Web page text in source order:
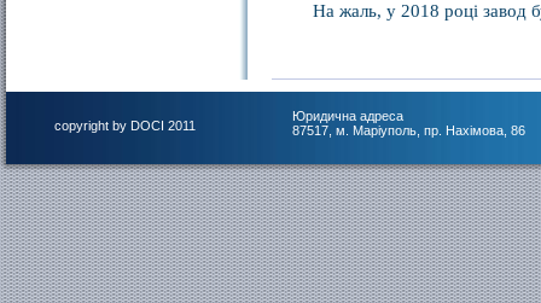
На жаль, у 2018 році завод
copyright by DOCI 2011
Юридична адреса
87517, м. Маріуполь, пр. Нахімова, 86